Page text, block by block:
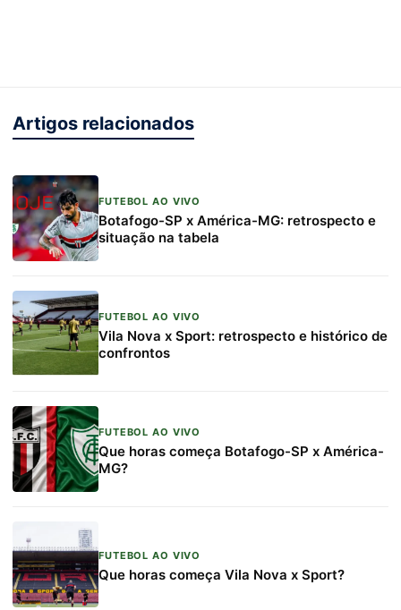
Artigos relacionados
FUTEBOL AO VIVO
Botafogo-SP x América-MG: retrospecto e
situação na tabela
FUTEBOL AO VIVO
Vila Nova x Sport: retrospecto e histórico de
confrontos
FUTEBOL AO VIVO
Que horas começa Botafogo-SP x América-
MG?
FUTEBOL AO VIVO
Que horas começa Vila Nova x Sport?